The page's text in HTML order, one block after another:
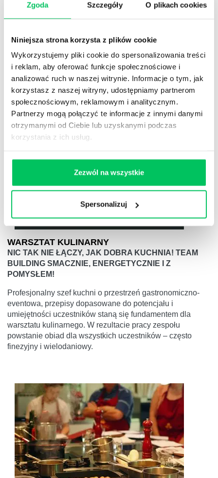
Zgoda Szczegóły O plikach cookies
Niniejsza strona korzysta z plików cookie
Wykorzystujemy pliki cookie do spersonalizowania treści
i reklam, aby oferować funkcje społecznościowe i
analizować ruch w naszej witrynie. Informacje o tym, jak
korzystasz z naszej witryny, udostępniamy partnerom
społecznościowym, reklamowym i analitycznym.
Partnerzy mogą połączyć te informacje z innymi danymi
otrzymanymi od Ciebie lub uzyskanymi podczas
korzystania z ich usług.
Zezwól na wszystkie
Spersonalizuj
POMYSŁEM!
Barwne opowieści, stand-up show, energia i charyzma
stać się zwieńczeniem spotkania firmowego bądź
samodzielnym wydarzeniem. Zapraszamy na team
building kulinarny.
WARSZTAT KULINARNY
NIC TAK NIE ŁĄCZY, JAK DOBRA KUCHNIA! TEAM
BUILDING SMACZNIE, ENERGETYCZNIE I Z
POMYSŁEM!
Profesjonalny szef kuchni o przestrzeń gastronomiczno-
eventowa, przepisy dopasowane do potencjału i
umiejętności uczestników staną się fundamentem dla
warsztatu kulinarnego. W rezultacie pracy zespołu
powstanie obiad dla wszystkich uczestników – często
finezyjny i wielodaniowy.